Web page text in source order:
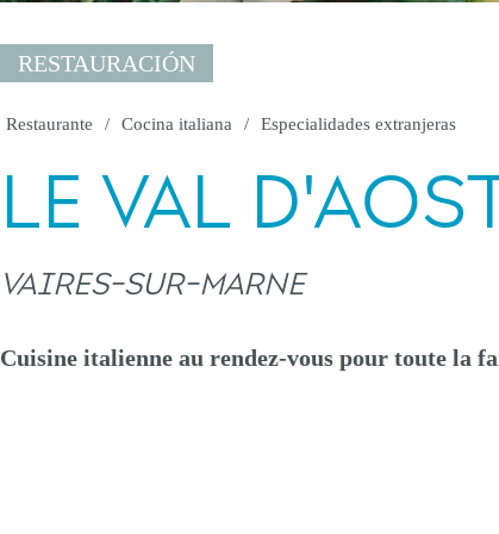
RESTAURACIÓN
Restaurante Cocina italiana Especialidades extranjeras
LE VAL
VAIRES-SUR-MARNE
Cuisine italienne au rendez-vous pour toute la